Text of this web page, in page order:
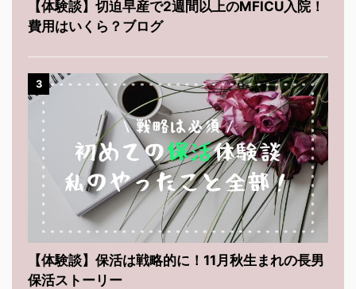
【体験談】切迫早産で2週間以上のMFICU入院！
費用はいくら？ブログ
3
【体験談】保活は戦略的に！11月秋生まれの長男
保活ストーリー